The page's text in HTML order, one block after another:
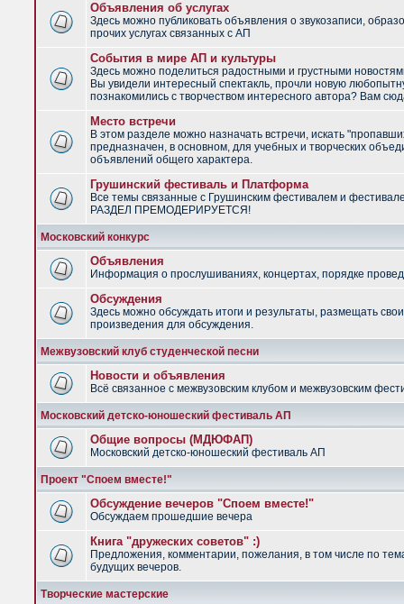
Объявления об услугах
Здесь можно публиковать объявления о звукозаписи,
прочих услугах связанных с АП
События в мире АП и культуры
Здесь можно поделиться радостными и грустными
Вы увидели интересный спектакль, прочли новую
познакомились с творчеством интересного автора? Вам
Место встречи
В этом разделе можно назначать встречи, искать
предназначен, в основном, для учебных и творческих
объявлений общего характера.
Грушинский фестиваль и Платформа
Все темы связанные с Грушинским фестивалем и
РАЗДЕЛ ПРЕМОДЕРИРУЕТСЯ!
Московский конкурс
Объявления
Информация о прослушиваниях, концертах, порядке
Обсуждения
Здесь можно обсуждать итоги и результаты, размещать
произведения для обсуждения.
Межвузовский клуб студенческой песни
Новости и объявления
Всё связанное с межвузовским клубом и межвузовским
Московский детско-юношеский фестиваль АП
Общие вопросы (МДЮФАП)
Московский детско-юношеский фестиваль АП
Проект "Споем вместе!"
Обсуждение вечеров "Споем вместе!"
Обсуждаем прошедшие вечера
Книга "дружеских советов" :)
Предложения, комментарии, пожелания, в том числе по
будущих вечеров.
Творческие мастерские